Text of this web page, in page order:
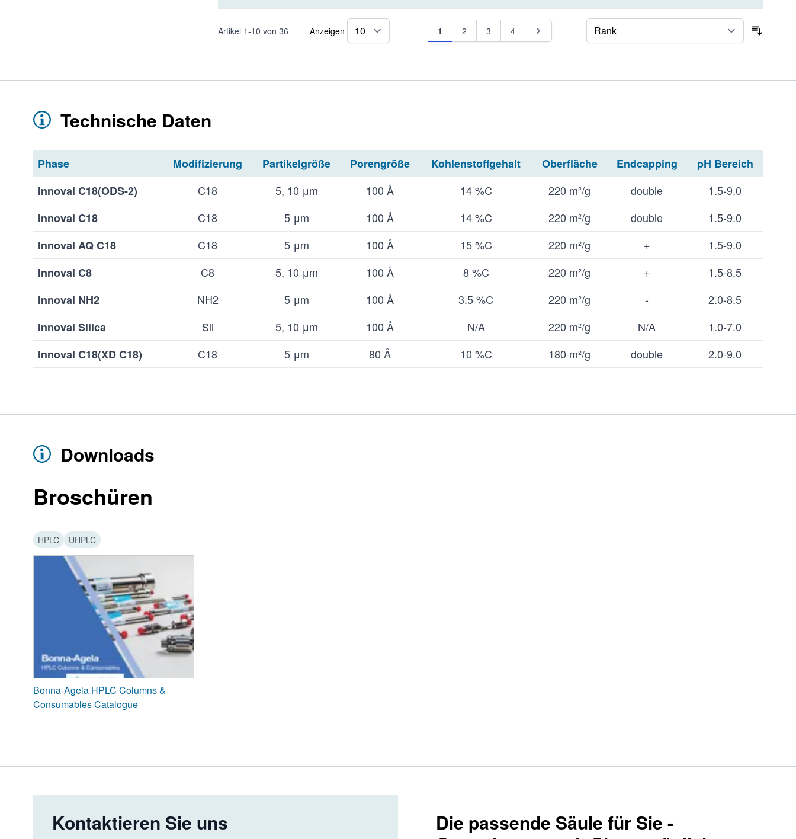
Artikel 1-10 von 36 Seite
Sie lesen gerade Seite
1 Seite
2 Seite
3 Seite
4 Seite
Anzeigen
pro Seite
Technische Daten
Phase Modifizierung Partikelgröße Porengröße Kohlenstoffgehalt Oberfläche Endcapping
pH Bereich
Innoval C18(ODS-2)
C18 5, 10 μm 100 Å 14 %C 220 m²/g double
1.5-9.0
Innoval C18
C18 5 μm 100 Å 14 %C 220 m²/g double
1.5-9.0
Innoval AQ C18
C18 5 μm 100 Å 15 %C 220 m²/g +
1.5-9.0
Innoval C8
C8 5, 10 μm 100 Å 8 %C 220 m²/g +
1.5-8.5
Innoval NH2
NH2 5 μm 100 Å 3.5 %C 220 m²/g -
2.0-8.5
Innoval Silica
Sil 5, 10 μm 100 Å N/A 220 m²/g N/A
1.0-7.0
Innoval C18(XD C18)
C18 5 μm 80 Å 10 %C 180 m²/g double 2.0-9.0
Downloads
Broschüren
HPLC UHPLC
Bonna-Agela HPLC Columns &
Consumables Catalogue
Kontaktieren Sie uns
Die passende Säule für Sie -